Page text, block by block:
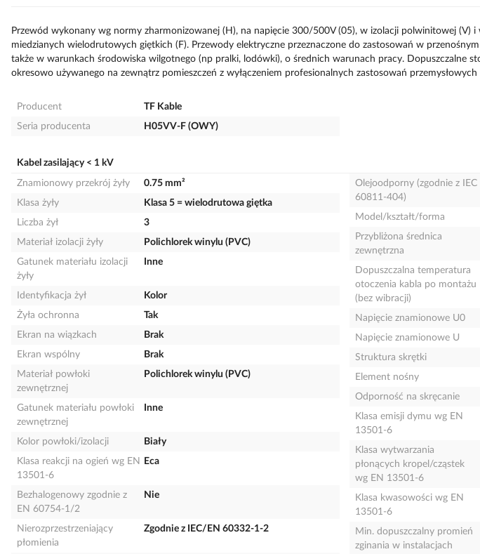
Przewód wykonany wg normy zharmonizowanej (H), na napięcie 300/500V (05), w izolacji polwinitowej (V) i
miedzianych wielodrutowych giętkich (F). Przewody elektryczne przeznaczone do zastosowań w
także w warunkach środowiska wilgotnego (np pralki, lodówki), o średnich warunach pracy. Dopuszczalne
okresowo używanego na zewnątrz pomieszczeń z wyłączeniem profesionalnych zastosowań
Producent
TF Kable
Seria producenta
H05VV-F (OWY)
Kabel zasilający < 1 kV
Znamionowy przekrój żyły
0.75 mm²
Klasa żyły
Klasa 5 = wielodrutowa giętka
Liczba żył
3
Materiał izolacji żyły
Polichlorek winylu (PVC)
Gatunek materiału izolacji
żyły
Inne
Identyfikacja żył
Kolor
Żyła ochronna
Tak
Ekran na wiązkach
Brak
Ekran wspólny
Brak
Materiał powłoki
zewnętrznej
Polichlorek winylu (PVC)
Gatunek materiału powłoki
zewnętrznej
Inne
Kolor powłoki/izolacji
Biały
Klasa reakcji na ogień wg EN
13501-6
Eca
Bezhalogenowy zgodnie z
EN 60754-1/2
Nie
Nierozprzestrzeniający
płomienia
Zgodnie z IEC/EN 60332-1-2
Olejoodporny (zgodnie z IEC
60811-404)
Model/kształt/forma
Przybliżona średnica
zewnętrzna
Dopuszczalna temperatura
otoczenia kabla po montażu
(bez wibracji)
Napięcie znamionowe U0
Napięcie znamionowe U
Struktura skrętki
Element nośny
Odporność na skręcanie
Klasa emisji dymu wg EN
13501-6
Klasa wytwarzania
płonących kropel/cząstek
wg EN 13501-6
Klasa kwasowości wg EN
13501-6
Min. dopuszczalny promień
zginania w instalacjach